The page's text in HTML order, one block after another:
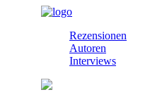
Rezensionen
Autoren
Interviews